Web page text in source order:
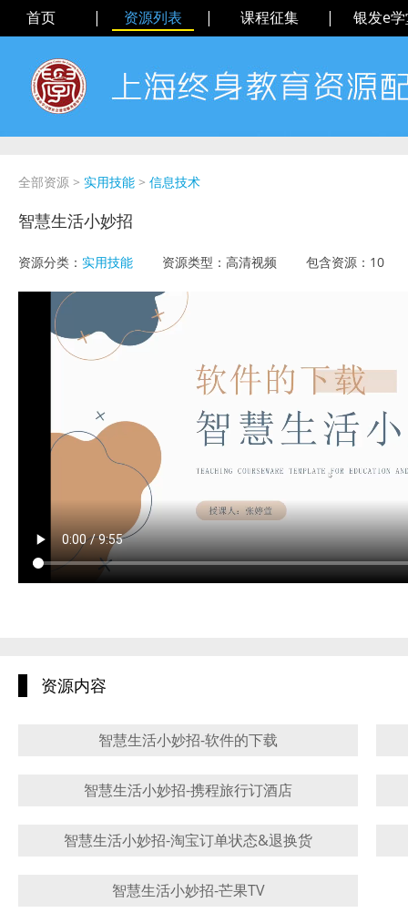
首页 | 资源列表 | 课程征集 | 银发e
全部资源 > 实用技能 > 信息技术
智慧生活小妙招
资源分类： 实用技能 资源类型： 高清视频 包含资源： 10
资源内容
智慧生活小妙招-软件的下载
智慧生活小妙招-携程旅行订酒店
智慧生活小妙招-淘宝订单状态&退换货
智慧生活小妙招-芒果TV